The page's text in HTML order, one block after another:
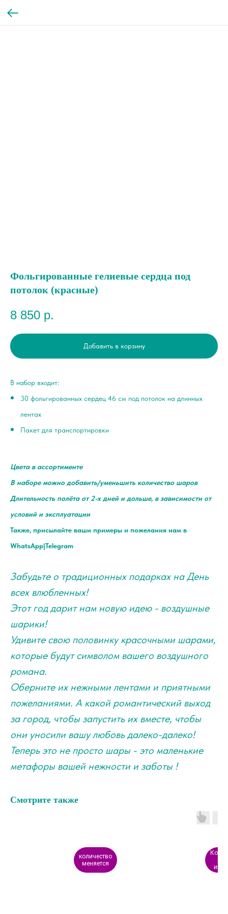
Фольгированные гелиевые сердца под
потолок (красные)
8 850 р.
Добавить в корзину
В набор входит:
30 фольгированных сердец 46 см под потолок на длинных
лентах
Пакет для транспортировки
Цвета в ассортименте
В наборе можно добавить/уменьшить количество шаров
Длительность полёта от 2-х дней и дольше, в зависимости от
условий и эксплуатации
Также, присылайте ваши примеры и пожелания нам в
WhatsApp|Telegram
Забудьте о традиционных подарках на День
всех влюбленных!
Этот год дарит нам новую идею - воздушные
шарики!
Удивите свою половинку красочными шарами,
которые будут символом вашего воздушного
романа.
Оберните их нежными лентами и приятными
пожеланиями. А какой романтический выход
за город, чтобы запустить их вместе, чтобы
они уносили вашу любовь далеко-далеко!
Теперь это не просто шары - это маленькие
метафоры вашей нежности и заботы !
Смотрите также
количество
меняется